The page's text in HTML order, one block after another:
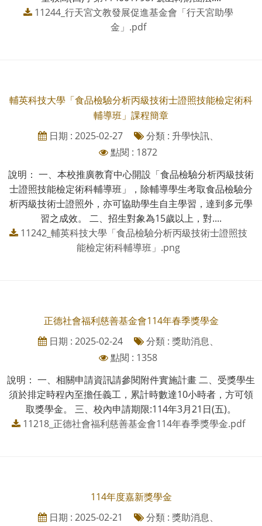
11244_行天宮文教發展促進基金會「行天宮助學
金」.pdf
輔英科技大學「食品檢驗分析丙級技術士證照技能檢定術科
輔導班」課程簡章
日期 : 2025-02-27
分類 : 升學快訊、
點閱 : 1872
說明： 一、本校推廣教育中心開設「食品檢驗分析丙級技術
士證照技能檢定術科輔導班」，除輔導學生考取食品檢驗分
析丙級技術士證照外，亦可協助學生自主學習，達到多元學
習之成效。 二、招生對象為15歲以上，對....
11242_輔英科技大學「食品檢驗分析丙級技術士證照技
能檢定術科輔導班」.png
正德社會福利慈善基金會114年春季獎學金
日期 : 2025-02-24
分類 : 獎助消息、
點閱 : 1358
說明： 一、相關申請資訊請參閱附件實施計畫 二、受獎學生
須於排定時程內至擔任義工，累計時數達10小時者，方可領
取獎學金。 三、校內申請期限:114年3月21日(五)。
11218_正德社會福利慈善基金會114年春季獎學金.pdf
114年度嘉新獎學金
日期 : 2025-02-21
分類 : 獎助消息、